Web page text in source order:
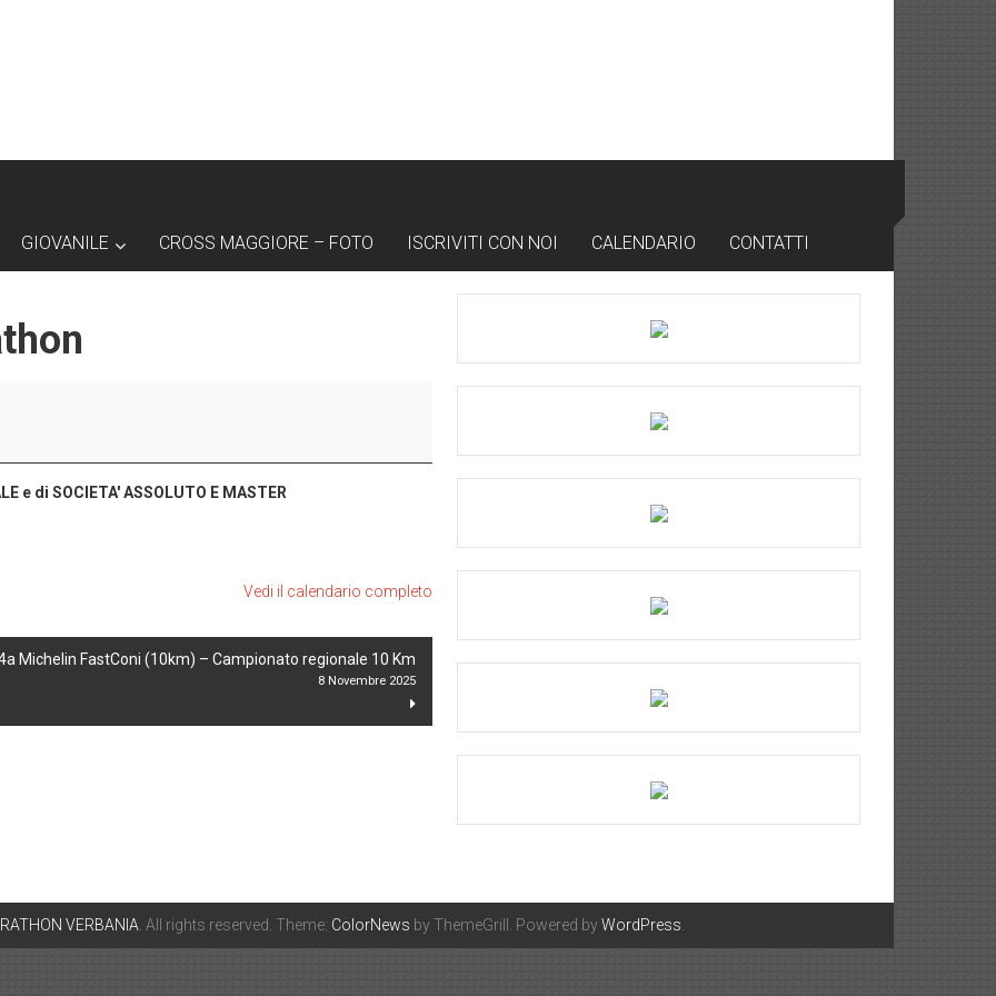
GIOVANILE CROSS MAGGIORE – FOTO ISCRIVITI CON NOI CALENDARIO CONTATTI
e di SOCIETA' ASSOLUTO E MASTER
Vedi il calendario completo
Michelin FastConi (10km) – Campionato regionale 10 Km
8 Novembre 2025
VERBANIA . All rights reserved. Theme: ColorNews by ThemeGrill. Powered byWordPress